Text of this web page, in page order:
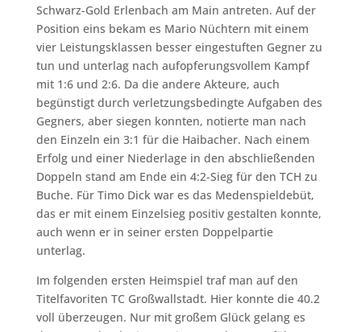
Schwarz-Gold Erlenbach am Main antreten. Auf der
Position eins bekam es Mario Nüchtern mit einem
vier Leistungsklassen besser eingestuften Gegner zu
tun und unterlag nach aufopferungsvollem Kampf
mit 1:6 und 2:6. Da die andere Akteure, auch
begünstigt durch verletzungsbedingte Aufgaben des
Gegners, aber siegen konnten, notierte man nach
den Einzeln ein 3:1 für die Haibacher. Nach einem
Erfolg und einer Niederlage in den abschließenden
Doppeln stand am Ende ein 4:2-Sieg für den TCH zu
Buche. Für Timo Dick war es das Medenspieldebüt,
das er mit einem Einzelsieg positiv gestalten konnte,
auch wenn er in seiner ersten Doppelpartie
unterlag.
Im folgenden ersten Heimspiel traf man auf den
Titelfavoriten TC Großwallstadt. Hier konnte die 40.2
voll überzeugen. Nur mit großem Glück gelang es